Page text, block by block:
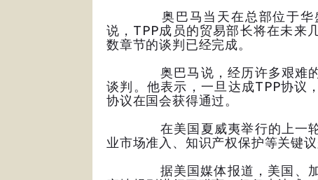
奥巴马当天在总部位于华盛
说，TPP成员的贸易部长将在未来
数章节的谈判已经完成。
奥巴马说，经历许多艰难的谈
谈判。他表示，一旦达成TPP协议
协议在国会获得通过。
在美国夏威夷举行的上一轮
业市场准入、知识产权保护等关键
据美国媒体报道，美国、加拿